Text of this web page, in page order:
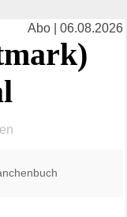
Abo | 06.08.2026